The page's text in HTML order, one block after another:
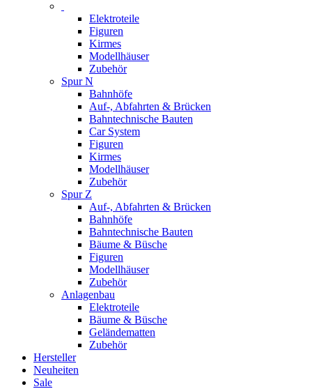
Elektroteile
Figuren
Kirmes
Modellhäuser
Zubehör
Spur N
Bahnhöfe
Auf-, Abfahrten & Brücken
Bahntechnische Bauten
Car System
Figuren
Kirmes
Modellhäuser
Zubehör
Spur Z
Auf-, Abfahrten & Brücken
Bahnhöfe
Bahntechnische Bauten
Bäume & Büsche
Figuren
Modellhäuser
Zubehör
Anlagenbau
Elektroteile
Bäume & Büsche
Geländematten
Zubehör
Hersteller
Neuheiten
Sale